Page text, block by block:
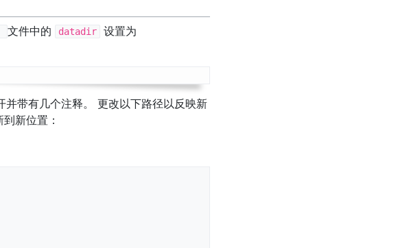
文件中的 datadir 设置为
并带有几个注释。 更改以下路径以反映新
新位置：